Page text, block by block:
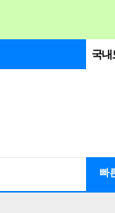
국내
빠